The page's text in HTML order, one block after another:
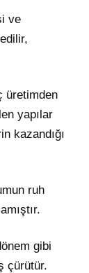
ve
üretimden
yapılar
kazandığı
ruh
gibi
çürütür.